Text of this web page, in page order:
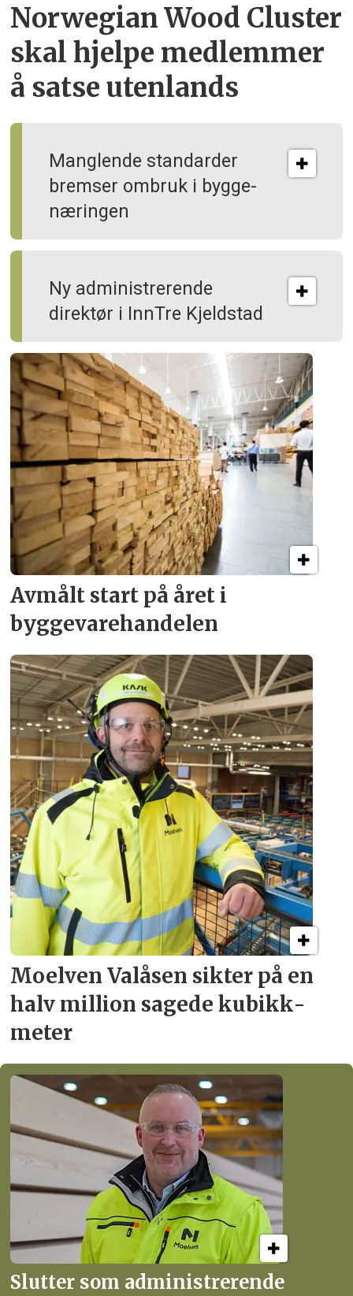
Norwegian Wood Cluster
skal hjelpe medlemmer
å satse utenlands
Manglende standarder
bremser ombruk i bygge­
næringen
Ny administrerende
direktør i InnTre Kjeldstad
Avmålt start på året i
byggevare­handelen
Moelven Valåsen sikter på en
halv million sagede kubikk­
meter
Slutter som administrerende